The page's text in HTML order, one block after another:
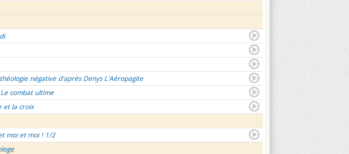
négative d'après Denys L'Aéropagite
Le combat ultime
et la croix
moi et moi ! 1/2